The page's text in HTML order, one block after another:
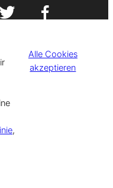
Made with
,
Alle Cookies
akzeptieren